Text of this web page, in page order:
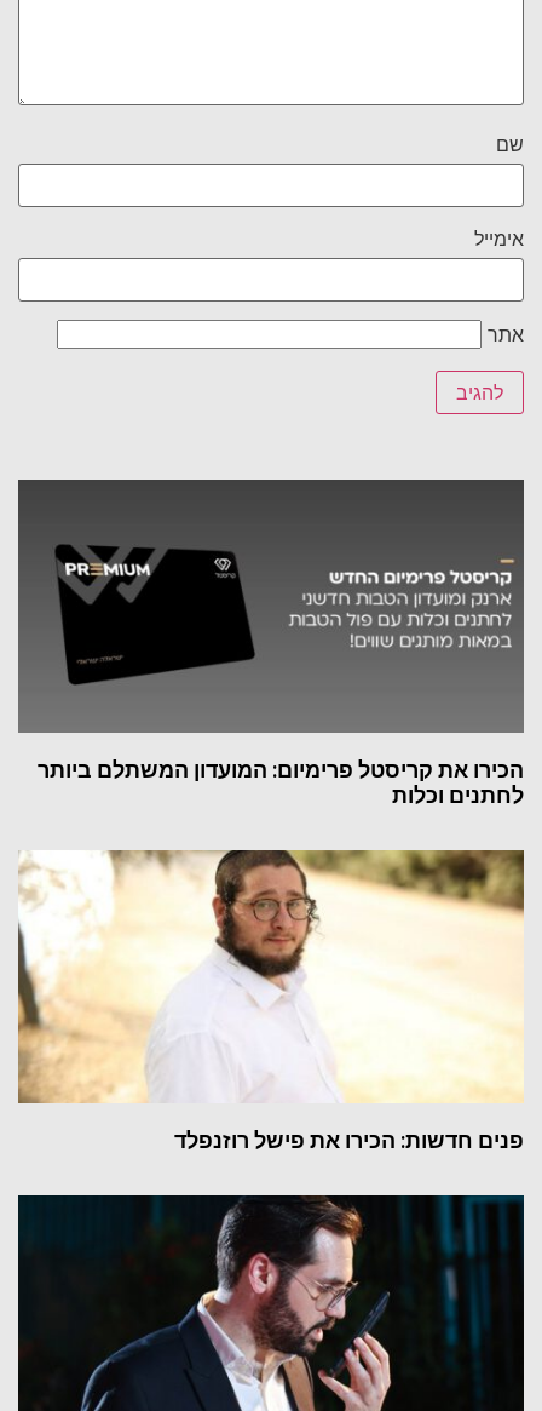
שם
אימייל
אתר
הכירו את קריסטל פרימיום: המועדון המשתלם ביותר
לחתנים וכלות
פנים חדשות: הכירו את פישל רוזנפלד